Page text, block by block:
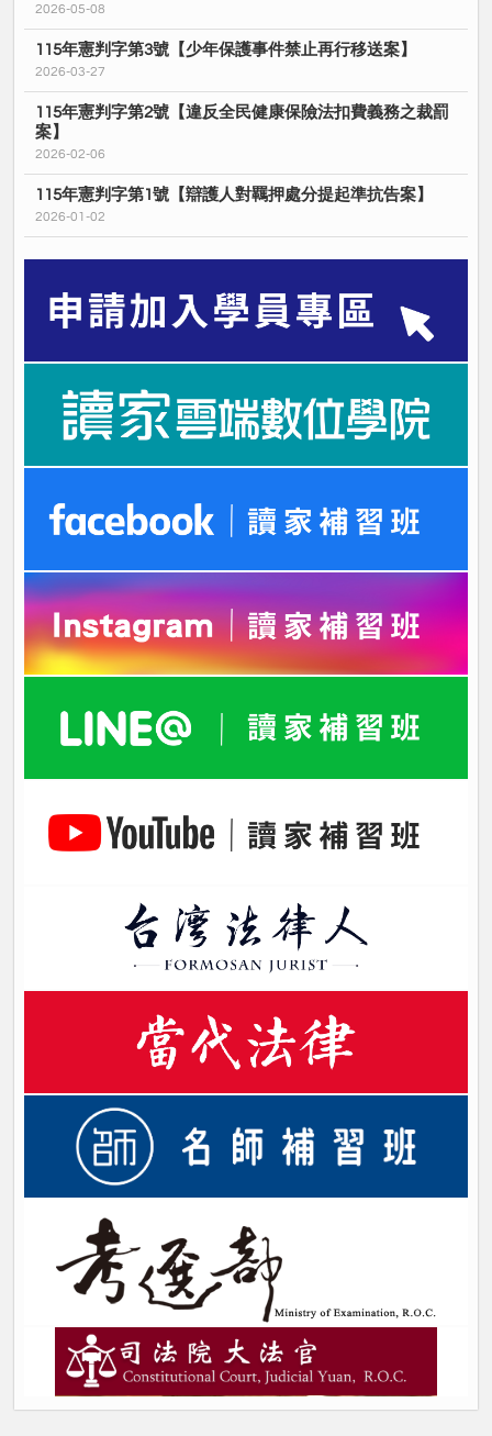
2026-05-08
115年憲判字第3號【少年保護事件禁止再行移送案】
2026-03-27
115年憲判字第2號【違反全民健康保險法扣費義務之裁罰
案】
2026-02-06
115年憲判字第1號【辯護人對羈押處分提起準抗告案】
2026-01-02